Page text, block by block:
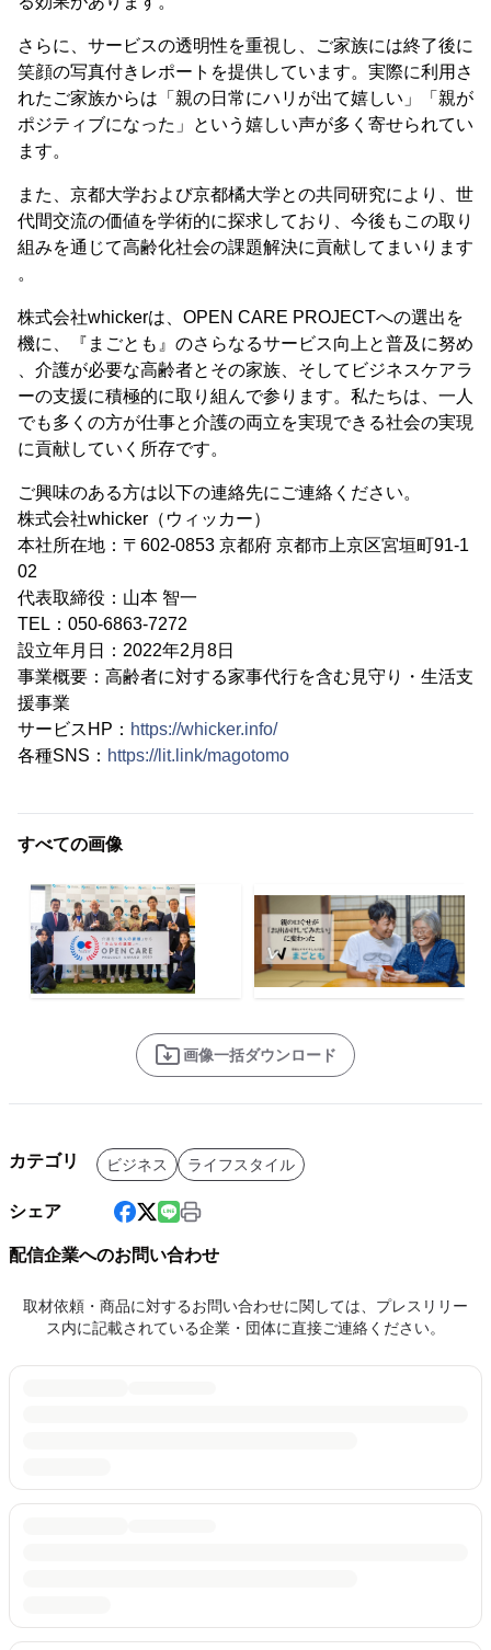
さらに、サービスの透明性を重視し、ご家族には終了後に
笑顔の写真付きレポートを提供しています。実際に利用さ
れたご家族からは「親の日常にハリが出て嬉しい」「親が
ポジティブになった」という嬉しい声が多く寄せられてい
ます。
また、京都大学および京都橘大学との共同研究により、世
代間交流の価値を学術的に探求しており、今後もこの取り
組みを通じて高齢化社会の課題解決に貢献してまいります
。
株式会社whickerは、OPEN CARE PROJECTへの選出を
機に、『まごとも』のさらなるサービス向上と普及に努め
、介護が必要な高齢者とその家族、そしてビジネスケアラ
ーの支援に積極的に取り組んで参ります。私たちは、一人
でも多くの方が仕事と介護の両立を実現できる社会の実現
に貢献していく所存です。
ご興味のある方は以下の連絡先にご連絡ください。
株式会社whicker（ウィッカー）
本社所在地：〒602-0853 京都府 京都市上京区宮垣町91-1
02
代表取締役：山本 智一
TEL：050-6863-7272
設立年月日：2022年2月8日
事業概要：高齢者に対する家事代行を含む見守り・生活支
援事業
サービスHP： https://whicker.info/
各種SNS： https://lit.link/magotomo
すべての画像
画像一括ダウンロード
カテゴリ ビジネス ライフスタイル
シェア
配信企業へのお問い合わせ
取材依頼・商品に対するお問い合わせに関しては、プレスリリー
ス内に記載されている企業・団体に直接ご連絡ください。